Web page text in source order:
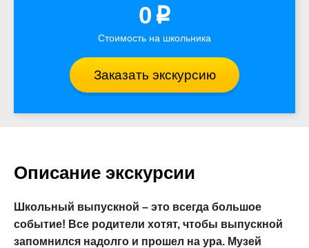
0 p
Стоимость на школьника
Заказать экскурсию
Описание экскурсии
Школьный выпускной – это всегда большое
событие! Все родители хотят, чтобы выпускной
запомнился надолго и прошел на ура. Музей